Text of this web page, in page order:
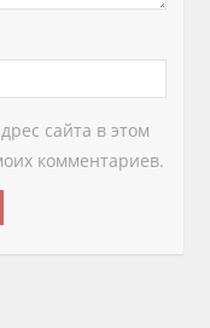
сайта в этом
комментариев.